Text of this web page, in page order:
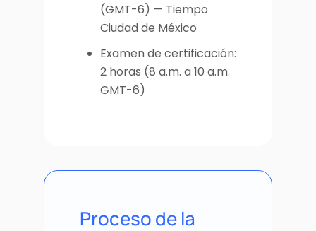
(GMT-6) — Tiempo
Ciudad de México
Examen de certificación:
2 horas (8 a.m. a 10 a.m.
GMT-6)
Proceso de la